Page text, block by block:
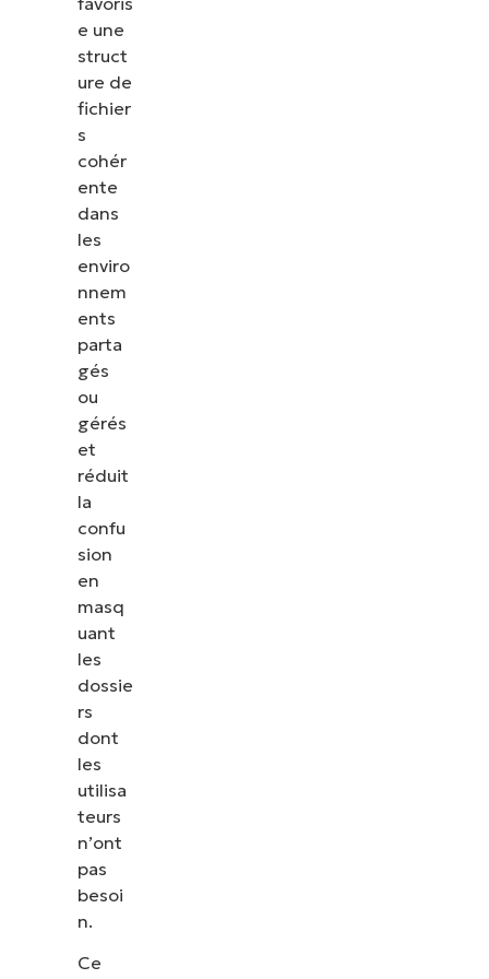
e une
struct
ure de
fichier
s
cohér
ente
dans
les
enviro
nnem
ents
parta
gés
ou
gérés
et
réduit
la
confu
sion
en
masq
uant
les
dossie
rs
dont
les
utilisa
teurs
n’ont
pas
besoi
n.
Ce